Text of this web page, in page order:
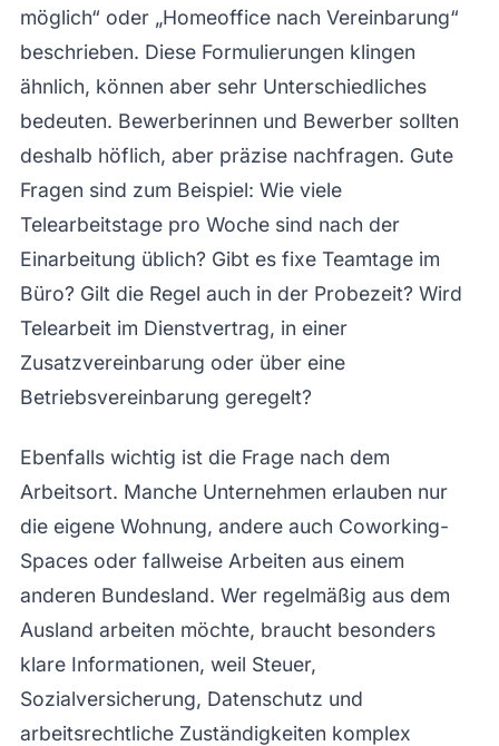
möglich“ oder „Homeoffice nach Vereinbarung“
beschrieben. Diese Formulierungen klingen
ähnlich, können aber sehr Unterschiedliches
bedeuten. Bewerberinnen und Bewerber sollten
deshalb höflich, aber präzise nachfragen. Gute
Fragen sind zum Beispiel: Wie viele
Telearbeitstage pro Woche sind nach der
Einarbeitung üblich? Gibt es fixe Teamtage im
Büro? Gilt die Regel auch in der Probezeit? Wird
Telearbeit im Dienstvertrag, in einer
Zusatzvereinbarung oder über eine
Betriebsvereinbarung geregelt?
Ebenfalls wichtig ist die Frage nach dem
Arbeitsort. Manche Unternehmen erlauben nur
die eigene Wohnung, andere auch Coworking-
Spaces oder fallweise Arbeiten aus einem
anderen Bundesland. Wer regelmäßig aus dem
Ausland arbeiten möchte, braucht besonders
klare Informationen, weil Steuer,
Sozialversicherung, Datenschutz und
arbeitsrechtliche Zuständigkeiten komplex